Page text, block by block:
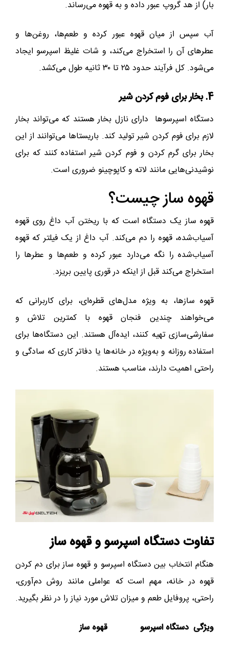
بار) از هد گروپ عبور داده و به قهوه می‌رساند.
آب سپس از میان قهوه عبور کرده و طعم‌ها، روغن‌ها و
عطرهای آن را استخراج می‌کند، و شات غلیظ اسپرسو ایجاد
می‌شود. کل فرآیند حدود ۲۵ تا ۳۰ ثانیه طول می‌کشد.
4. بخار برای فوم کردن شیر
دستگاه‌ اسپرسوها دارای نازل بخار هستند که می‌تواند بخار
لازم برای فوم کردن شیر تولید کند. باریستاها می‌توانند از این
بخار برای گرم کردن و فوم کردن شیر استفاده کنند که برای
نوشیدنی‌هایی مانند لاته و کاپوچینو ضروری است.
قهوه‌ ساز چیست؟
قهوه‌ ساز یک دستگاه است که با ریختن آب داغ روی قهوه
آسیاب‌شده، قهوه را دم می‌کند. آب داغ از یک فیلتر که قهوه
آسیاب‌شده را نگه می‌دارد عبور کرده و طعم‌ها و عطرها را
استخراج می‌کند قبل از اینکه در قوری پایین بریزد.
قهوه‌ سازها، به ویژه مدل‌های قطره‌ای، برای کاربرانی که
می‌خواهند چندین فنجان قهوه با کمترین تلاش و
سفارشی‌سازی تهیه کنند، ایده‌آل هستند. این دستگاه‌ها برای
استفاده روزانه و به‌ویژه در خانه‌ها یا دفاتر کاری که سادگی و
راحتی اهمیت دارند، مناسب هستند.
تفاوت دستگاه اسپرسو و قهوه‌ ساز
هنگام انتخاب بین دستگاه اسپرسو و قهوه‌ ساز برای دم کردن
قهوه در خانه، مهم است که عواملی مانند روش دم‌آوری،
راحتی، پروفایل طعم و میزان تلاش مورد نیاز را در نظر بگیرید.
ویژگی دستگاه اسپرسو قهوه‌ ساز